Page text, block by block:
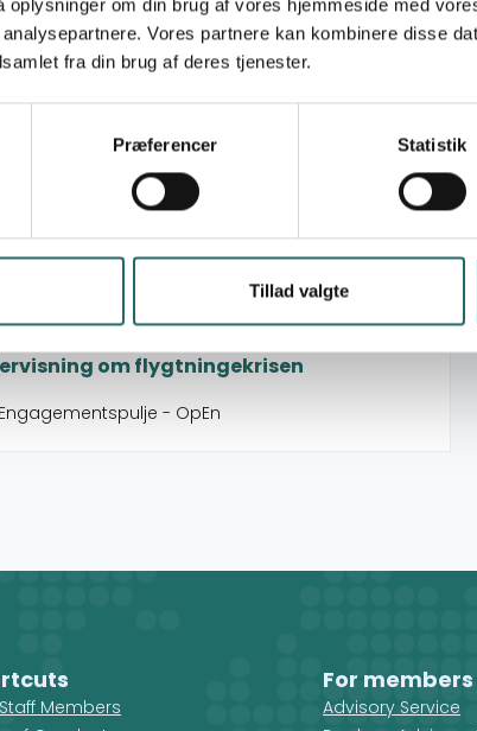
oplysninger om din brug af vores hjemmeside med
Vores partnere kan kombinere disse
fra din brug af deres tjenester.
Præferencer Statistik
Tillad valgte
- OpEn
- OpEn
in rural areas in Mali – PADCI 3
om flygtningekrisen
- OpEn
Members
For members
Advisory Service